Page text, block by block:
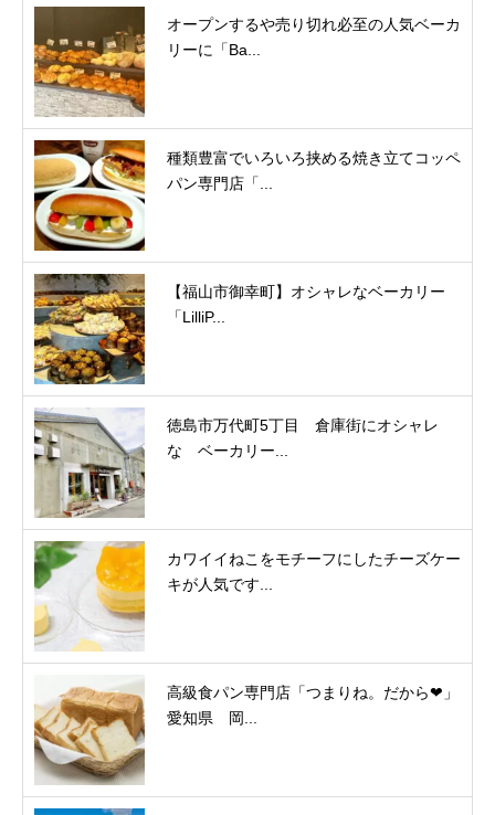
オープンするや売り切れ必至の人気ベーカ
リーに「Ba...
種類豊富でいろいろ挟める焼き立てコッペ
パン専門店「...
【福山市御幸町】オシャレなベーカリー
「LilliP...
徳島市万代町5丁目 倉庫街にオシャレ
な ベーカリー...
カワイイねこをモチーフにしたチーズケー
キが人気です...
高級食パン専門店「つまりね。だから❤︎」
愛知県 岡...